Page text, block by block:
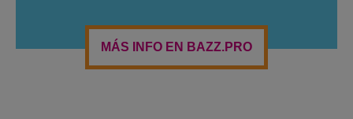
MÁS INFO EN BAZZ.PRO